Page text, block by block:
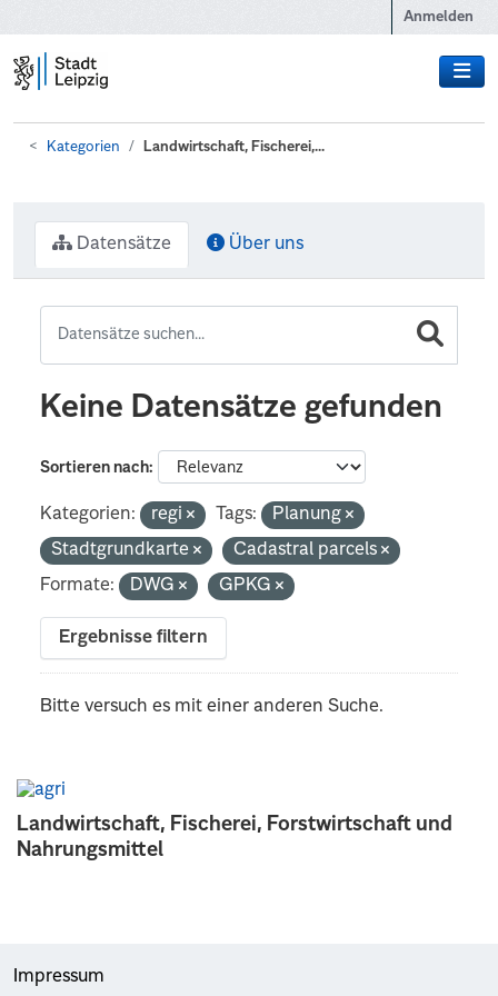
Anmelden
Kategorien Landwirtschaft, Fischerei,...
Landwirtschaft, Fischerei, Forstwirtschaft und
Nahrungsmittel
Datensätze Über uns
Keine Datensätze gefunden
Sortieren nach
Kategorien: regi Tags:
Planung
Stadtgrundkarte
Cadastral parcels
Formate:
DWG GPKG
Ergebnisse filtern
Bitte versuch es mit einer anderen Suche.
Impressum